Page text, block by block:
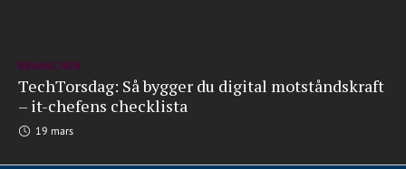
BRANSCHEN
TechTorsdag: Så bygger du digital motståndskraft
– it-chefens checklista
19 mars